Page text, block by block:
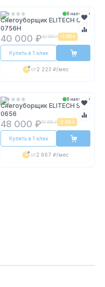
В наличии
Снегоуборщик ELITECH СМ
0756Н
40 000 ₽42 000 ₽ -2 000 ₽
Купить в 1 клик
от2 223 ₽/мес
В наличии
Снегоуборщик ELITECH ST
0656
48 000 ₽50 400 ₽ -2 400 ₽
Купить в 1 клик
от2 667 ₽/мес